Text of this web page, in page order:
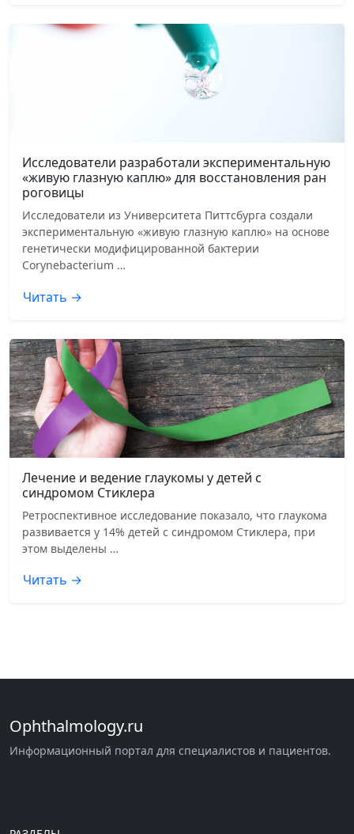
Исследователи разработали экспериментальную
«живую глазную каплю» для восстановления ран
роговицы
Исследователи из Университета Питтсбурга создали
экспериментальную «живую глазную каплю» на основе
генетически модифицированной бактерии
Corynebacterium …
Читать →
Лечение и ведение глаукомы у детей с
синдромом Стиклера
Ретроспективное исследование показало, что глаукома
развивается у 14% детей с синдромом Стиклера, при
этом выделены …
Читать →
Ophthalmology.ru
Информационный портал для специалистов и пациентов.